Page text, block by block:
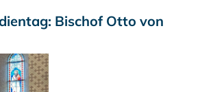
Bischof Otto von